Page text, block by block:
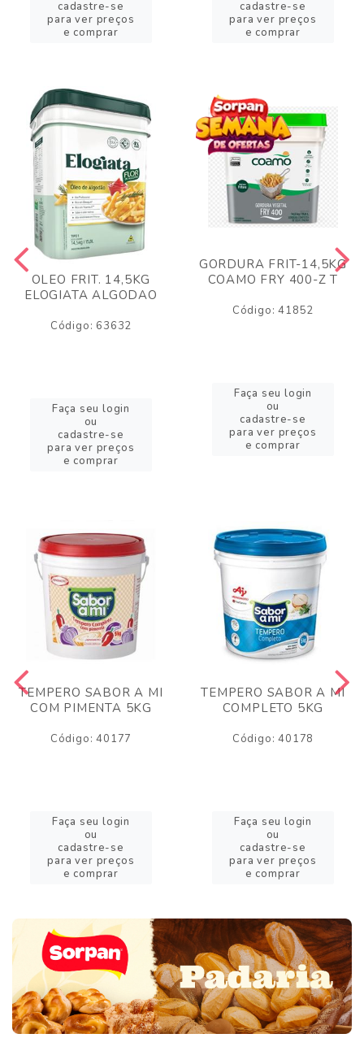
cadastre-se
para ver preços
e comprar
cadastre-se
para ver preços
e comprar
OLEO FRIT. 14,5KG
ELOGIATA ALGODAO
Código: 63632
Faça seu login
ou
cadastre-se
para ver preços
e comprar
GORDURA FRIT-14,5KG
COAMO FRY 400-Z T
Código: 41852
Faça seu login
ou
cadastre-se
para ver preços
e comprar
TEMPERO SABOR A MI
COM PIMENTA 5KG
Código: 40177
Faça seu login
ou
cadastre-se
para ver preços
e comprar
TEMPERO SABOR A MI
COMPLETO 5KG
Código: 40178
Faça seu login
ou
cadastre-se
para ver preços
e comprar